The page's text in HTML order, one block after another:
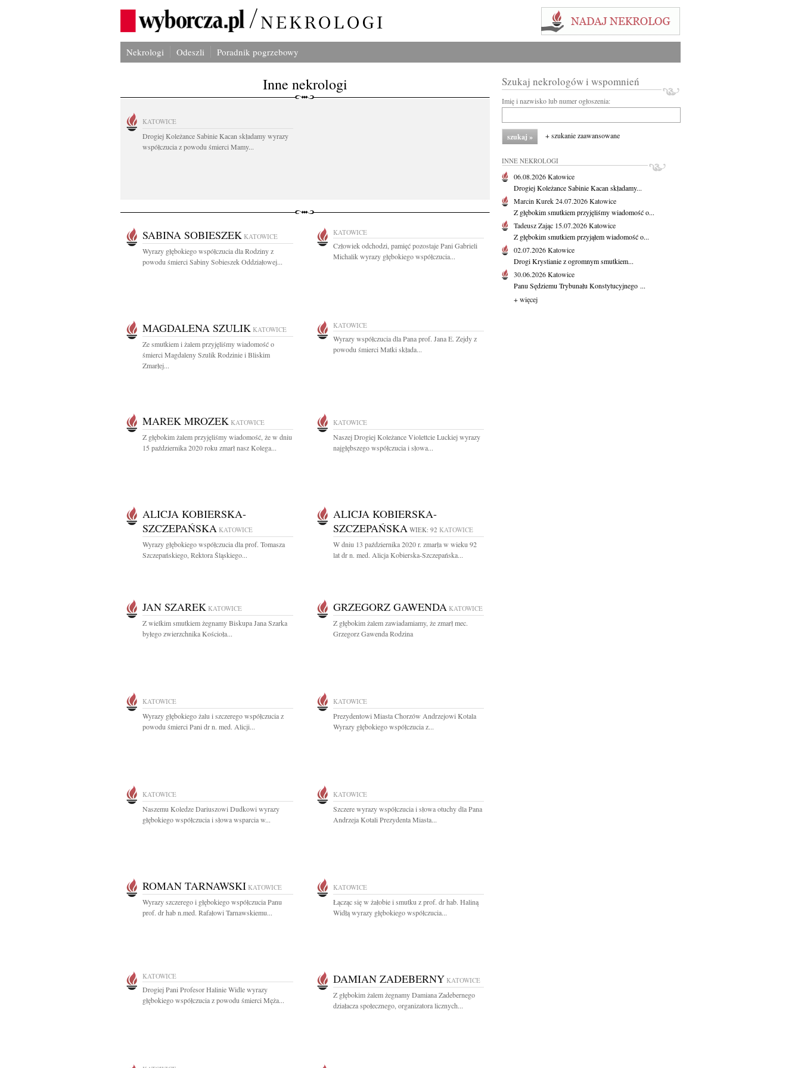
Nekrologi Odeszli Poradnik pogrzebowy
Inne nekrologi
KATOWICE
Drogiej Koleżance Sabinie Kacan składamy wyrazy
współczucia z powodu śmierci Mamy...
SABINA SOBIESZEK KATOWICE
Wyrazy głębokiego współczucia dla Rodziny z
powodu śmierci Sabiny Sobieszek Oddziałowej...
KATOWICE
Człowiek odchodzi, pamięć pozostaje Pani Gabrieli
Michalik wyrazy głębokiego współczucia...
MAGDALENA SZULIK KATOWICE
Ze smutkiem i żalem przyjęliśmy wiadomość o
śmierci Magdaleny Szulik Rodzinie i Bliskim
Zmarłej...
KATOWICE
Wyrazy współczucia dla Pana prof. Jana E. Zejdy z
powodu śmierci Matki składa...
MAREK MROZEK KATOWICE
Z głębokim żalem przyjęliśmy wiadomość, że w dniu
15 października 2020 roku zmarł nasz Kolega...
KATOWICE
Naszej Drogiej Koleżance Violettcie Luckiej wyrazy
najgłębszego współczucia i słowa...
ALICJA KOBIERSKA-
SZCZEPAŃSKA KATOWICE
Wyrazy głębokiego współczucia dla prof. Tomasza
Szczepańskiego, Rektora Śląskiego...
ALICJA KOBIERSKA-
SZCZEPAŃSKA WIEK: 92 KATOWICE
W dniu 13 października 2020 r. zmarła w wieku 92
lat dr n. med. Alicja Kobierska-Szczepańska...
JAN SZAREK KATOWICE
Z wielkim smutkiem żegnamy Biskupa Jana Szarka
byłego zwierzchnika Kościoła...
GRZEGORZ GAWENDA KATOWICE
Z głębokim żalem zawiadamiamy, że zmarł mec.
Grzegorz Gawenda Rodzina
KATOWICE
Wyrazy głębokiego żalu i szczerego współczucia z
powodu śmierci Pani dr n. med. Alicji...
KATOWICE
Prezydentowi Miasta Chorzów Andrzejowi Kotala
Wyrazy głębokiego współczucia z...
KATOWICE
Naszemu Koledze Dariuszowi Dudkowi wyrazy
głębokiego współczucia i słowa wsparcia w...
KATOWICE
Szczere wyrazy współczucia i słowa otuchy dla Pana
Andrzeja Kotali Prezydenta Miasta...
ROMAN TARNAWSKI KATOWICE
Wyrazy szczerego i głębokiego współczucia Panu
prof. dr hab n.med. Rafałowi Tarnawskiemu...
KATOWICE
Łącząc się w żałobie i smutku z prof. dr hab. Haliną
Widłą wyrazy głębokiego współczucia...
KATOWICE
Drogiej Pani Profesor Halinie Widle wyrazy
głębokiego współczucia z powodu śmierci Męża...
DAMIAN ZADEBERNY KATOWICE
Z głębokim żalem żegnamy Damiana Zadebernego
działacza społecznego, organizatora licznych...
Szukaj nekrologów i wspomnień
Imię i nazwisko lub numer ogłoszenia:
+ szukanie zaawansowane
INNE NEKROLOGI
06.08.2026Katowice
Drogiej Koleżance Sabinie Kacan składamy...
Marcin Kurek24.07.2026Katowice
Z głębokim smutkiem przyjęliśmy wiadomość o...
Tadeusz Zając 15.07.2026Katowice
Z głębokim smutkiem przyjąłem wiadomość o...
02.07.2026Katowice
Drogi Krystianie z ogromnym smutkiem...
30.06.2026Katowice
Panu Sędziemu Trybunału Konstytucyjnego ...
+ więcej